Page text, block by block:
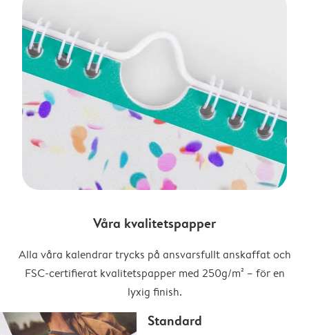
Våra kvalitetspapper
Alla våra kalendrar trycks på ansvarsfullt anskaffat och
FSC-certifierat kvalitetspapper med 250g/m² – för en
lyxig finish.
Standard